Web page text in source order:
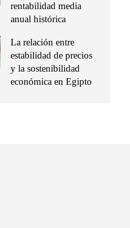
rentabilidad media
anual histórica
La relación entre
estabilidad de precios
y la sostenibilidad
económica en Egipto